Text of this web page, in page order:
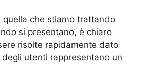
quella che stiamo trattando
si presentano, è chiaro
risolte rapidamente dato
utenti rappresentano un